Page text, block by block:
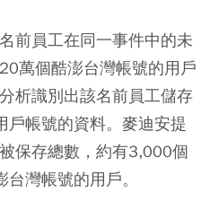
前員工在同一事件中的未
萬個酷澎台灣帳號的用戶
析識別出該名前員工儲存
戶帳號的資料。麥迪安提
保存總數，約有3,000個
灣帳號的用戶。